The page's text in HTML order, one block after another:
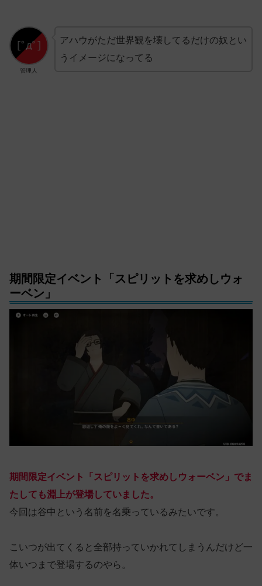
管理人
アハウがただ世界観を壊してるだけの奴とい
うイメージになってる
期間限定イベント「スピリットを求めしウォ
ーベン」
期間限定イベント「スピリットを求めしウォーベン」でま
たしても淵上が登場していました。
今回は谷中という名前を名乗っているみたいです。
こいつが出てくると全部持っていかれてしまうんだけど一
体いつまで登場するのやら。